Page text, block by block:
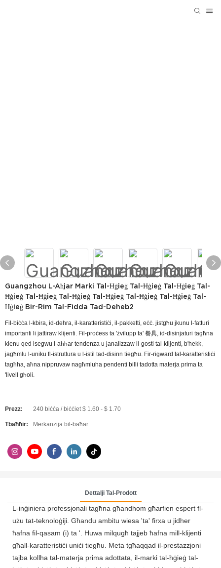
Guangzhou L-Aħjar Marki Tal-Ħġieġ Tal-Ħġieġ Tal-Ħġieġ Tal-
Ħġieġ Tal-Ħġieġ Tal-Ħġieġ Tal-Ħġieġ Tal-Ħġieġ Tal-Ħġieġ Tal-
Ħġieġ Bir-Rim Tal-Fidda Tad-Deheb2
Fil-biċċa l-kbira, id-dehra, il-karatteristiċi, il-pakketti, eċċ. jistgħu jkunu l-fatturi
importanti li jattiraw klijenti. Fil-proċess ta 'żvilupp ta' 餐具, id-disinjaturi tagħna
kienu qed isegwu l-aħħar tendenza u janalizzaw il-gosti tal-klijenti, b'hekk,
jagħmlu l-uniku fl-istruttura u l-istil tad-disinn tiegħu. Fir-rigward tal-karatteristiċi
tagħha, aħna nippruvaw nagħmluha pendenti billi tadotta materja prima ta
'livell għoli.
Prezz: 240 biċċa / biċċiet $ 1.60 - $ 1.70
Tbaħħir: Merkanzija bil-baħar
Dettalji Tal-Prodott
L-inġiniera professjonali tagħna għandhom għarfien espert fl-
użu tat-teknoloġiji. Għandu ambitu wiesa 'ta' firxa u jidher
ħafna fil-qasam (i) ta '. Huwa milqugħ tajjeb ħafna mill-klijenti
għall-karatteristiċi uniċi tiegħu. Meta tgħaqqad il-prestazzjoni
tajba kollha tal-materja prima adottata, il-marki tal-ħġieġ tal-